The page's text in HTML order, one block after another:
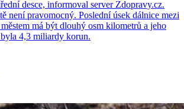
desce, informoval server Zdopravy.cz.
není pravomocný. Poslední úsek dálnice mezi
má být dlouhý osm kilometrů a jeho
4,3 miliardy korun.